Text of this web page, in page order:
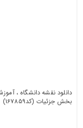
دانلود نقشه دانشگاه ،
بخش جزئیات (کد167859)